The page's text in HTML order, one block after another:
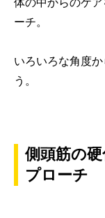
ーチ。
いろいろな角度
う。
側頭筋の
プローチ